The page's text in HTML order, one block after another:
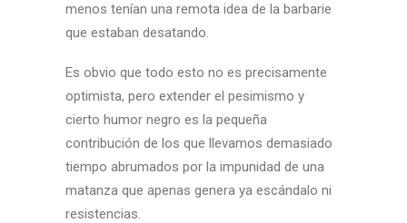
menos tenían una remota idea de la barbarie
que estaban desatando.
Es obvio que todo esto no es precisamente
optimista, pero extender el pesimismo y
cierto humor negro es la pequeña
contribución de los que llevamos demasiado
tiempo abrumados por la impunidad de una
matanza que apenas genera ya escándalo ni
resistencias.